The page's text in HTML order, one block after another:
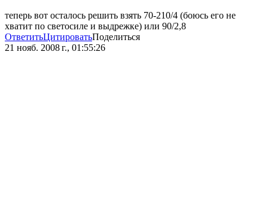
теперь вот осталось решить взять 70-210/4 (боюсь его не
хватит по светосиле и выдрежке) или 90/2,8
ОтветитьЦитироватьПоделиться
21 нояб. 2008 г., 01:55:26